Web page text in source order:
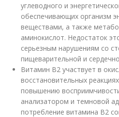
углеводного и
обеспечивающих организм
веществами, а также
аминокислот. Недостаток
серьезным нарушениям со
пищеварительной и
Витамин В2 участвует в
восстановительных
повышению
анализатором и темновой
потребление витамина В2